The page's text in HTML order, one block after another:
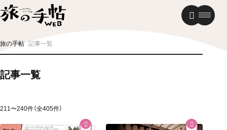
旅の手帖 記事一覧
記事一覧
211〜240件（全405件）
温泉
グルメ
街歩き